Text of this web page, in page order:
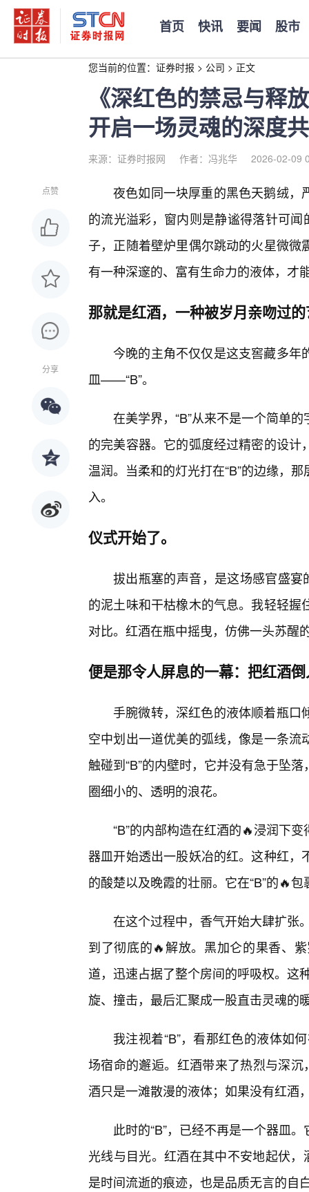
首页 快讯 要闻 股市
您当前的位置： 证券时报 > 公司 > 正文
《深红色的禁忌与释
开启一场灵魂的深度
来源：证券时报网 作者：冯兆华 2026-02-09
点赞
分享
夜色如同一块厚重的黑色天鹅绒，
的流光溢彩，窗内则是静谧得落针可
子，正随着壁炉里偶尔跳动的火星微
有一种深邃的、富有生命力的液体，才
那就是红酒，一种被岁月亲吻过
今晚的主角不仅仅是这支窖藏多年
皿——“B”。
在美学界，“B”从来不是一个简单
的完美容器。它的弧度经过精密的设
温润。当柔和的灯光打在“B”的边缘，
入。
仪式开始了。
拔出瓶塞的声音，是这场感官盛宴
的泥土味和干枯橡木的气息。我轻轻
对比。红酒在瓶中摇曳，仿佛一头苏醒
便是那令人屏息的一幕：把红酒
手腕微转，深红色的液体顺着瓶口
空中划出一道优美的弧线，像是一条
触碰到“B”的内壁时，它并没有急于坠
圈细小的、透明的浪花。
“B”的内部构造在红酒的🔥浸润下
器皿开始透出一股妖冶的红。这种红
的酸楚以及晚霞的壮丽。它在“B”的🔥
在这个过程中，香气开始大肆扩张
到了彻底的🔥解放。黑加仑的果香、
道，迅速占据了整个房间的呼吸权。这
旋、撞击，最后汇聚成一股直击灵魂的
我注视着“B”，看那红色的液体如
场宿命的邂逅。红酒带来了热烈与深沉
酒只是一滩散漫的液体；如果没有红酒
此时的“B”，已经不再是一个器皿
光线与目光。红酒在其中不安地起伏
是时间流逝的痕迹，也是品质无言的自